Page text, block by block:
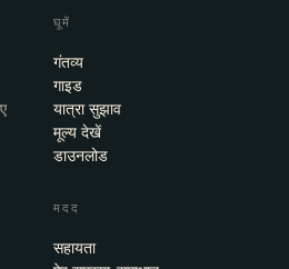
घूमें
गंतव्य
गाइड
यात्रा सुझाव
मूल्य देखें
डाउनलोड
मदद
सहायता